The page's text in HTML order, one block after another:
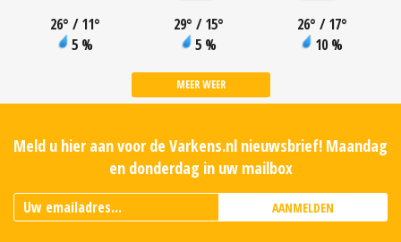
26° / 11°
5 %
29° / 15°
5 %
26° / 17°
10 %
MEER WEER
Meld u hier aan voor de Varkens.nl nieuwsbrief! Maandag
en donderdag in uw mailbox
AANMELDEN